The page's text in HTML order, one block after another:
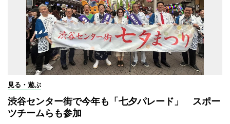
見る・遊ぶ
渋谷センター街で今年も「七夕パレード」 スポー
ツチームらも参加